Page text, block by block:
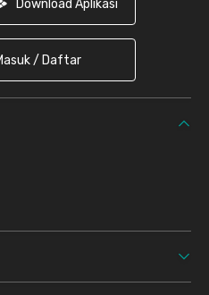
Download Aplikasi
/ Daftar